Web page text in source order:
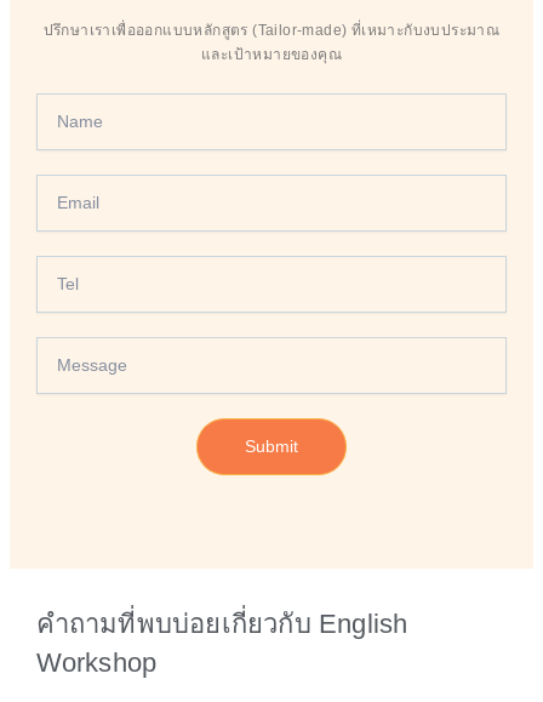
ปรึกษาเราเพื่อออกแบบหลักสูตร (Tailor-made) ที่เหมาะกับงบประมาณ
และเป้าหมายของคุณ
Full
Name
Email
Tel
Message
Submit
คำถามที่พบบ่อยเกี่ยวกับ English
Workshop